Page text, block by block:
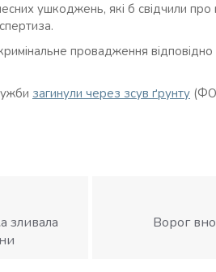
ушкоджень, які б свідчили
провадження
загинули через зсув ґрунту
зливала
Ворог